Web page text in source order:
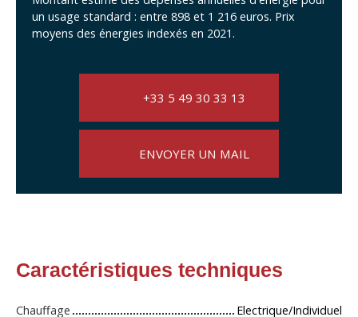
un usage standard : entre 898 et 1 216 euros. Prix
moyens des énergies indexés en 2021.
+33 5 49 30 33 13
ENVOYER UN MAIL
Caractéristiques techniques
Chauffage Electrique/Individuel